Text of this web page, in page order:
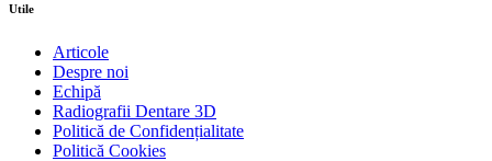
Utile
Articole
Despre noi
Echipă
Radiografii Dentare 3D
Politică de Confidențialitate
Politică Cookies